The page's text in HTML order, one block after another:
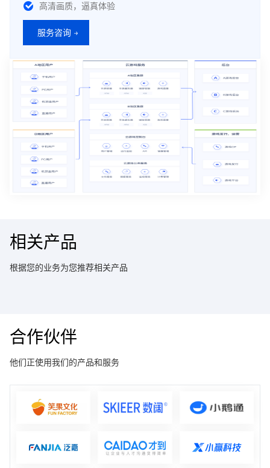
高清画质，逼真体验
服务咨询 →
相关产品
根据您的业务为您推荐相关产品
合作伙伴
他们正使用我们的产品和服务